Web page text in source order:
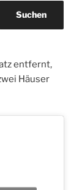
Suchen
entfernt,
Häuser